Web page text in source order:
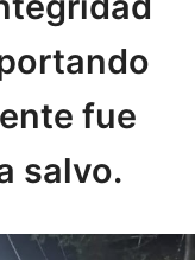
fue
salvo.